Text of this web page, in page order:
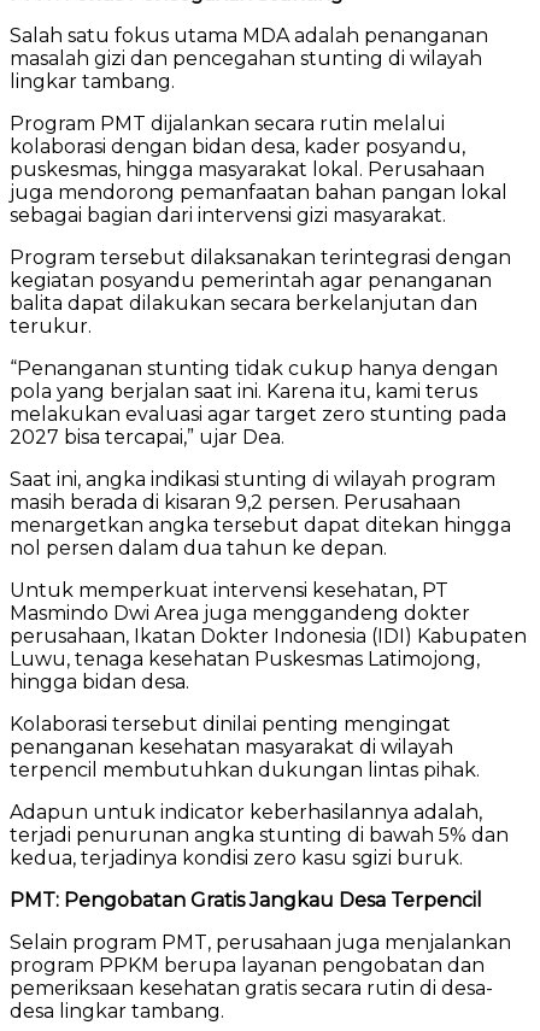
Salah satu fokus utama MDA adalah penanganan
masalah gizi dan pencegahan stunting di wilayah
lingkar tambang.
Program PMT dijalankan secara rutin melalui
kolaborasi dengan bidan desa, kader posyandu,
puskesmas, hingga masyarakat lokal. Perusahaan
juga mendorong pemanfaatan bahan pangan lokal
sebagai bagian dari intervensi gizi masyarakat.
Program tersebut dilaksanakan terintegrasi dengan
kegiatan posyandu pemerintah agar penanganan
balita dapat dilakukan secara berkelanjutan dan
terukur.
“Penanganan stunting tidak cukup hanya dengan
pola yang berjalan saat ini. Karena itu, kami terus
melakukan evaluasi agar target zero stunting pada
2027 bisa tercapai,” ujar Dea.
Saat ini, angka indikasi stunting di wilayah program
masih berada di kisaran 9,2 persen. Perusahaan
menargetkan angka tersebut dapat ditekan hingga
nol persen dalam dua tahun ke depan.
Untuk memperkuat intervensi kesehatan, PT
Masmindo Dwi Area juga menggandeng dokter
perusahaan, Ikatan Dokter Indonesia (IDI) Kabupaten
Luwu, tenaga kesehatan Puskesmas Latimojong,
hingga bidan desa.
Kolaborasi tersebut dinilai penting mengingat
penanganan kesehatan masyarakat di wilayah
terpencil membutuhkan dukungan lintas pihak.
Adapun untuk indicator keberhasilannya adalah,
terjadi penurunan angka stunting di bawah 5% dan
kedua, terjadinya kondisi zero kasu sgizi buruk.
PMT: Pengobatan Gratis Jangkau Desa Terpencil
Selain program PMT, perusahaan juga menjalankan
program PPKM berupa layanan pengobatan dan
pemeriksaan kesehatan gratis secara rutin di desa-
desa lingkar tambang.